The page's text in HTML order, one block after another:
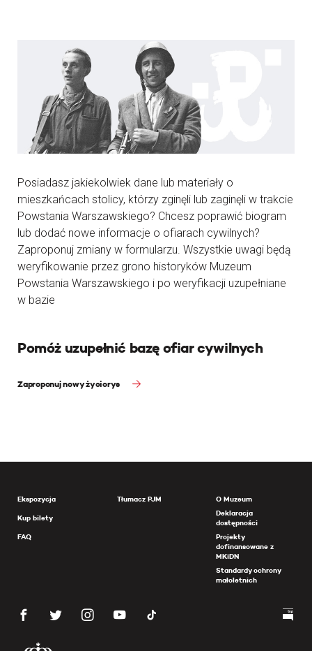
Posiadasz jakiekolwiek dane lub materiały o
mieszkańcach stolicy, którzy zginęli lub zaginęli w trakcie
Powstania Warszawskiego? Chcesz poprawić biogram
lub dodać nowe informacje o ofiarach cywilnych?
Zaproponuj zmiany w formularzu. Wszystkie uwagi będą
weryfikowanie przez grono historyków Muzeum
Powstania Warszawskiego i po weryfikacji uzupełniane
w bazie
Pomóż uzupełnić bazę ofiar cywilnych
Zaproponuj nowy życiorys
Ekspozycja
Kup bilety
FAQ
Tłumacz PJM
O Muzeum
Deklaracja
dostępności
Projekty
dofinansowane z
MKiDN
Standardy ochrony
małoletnich